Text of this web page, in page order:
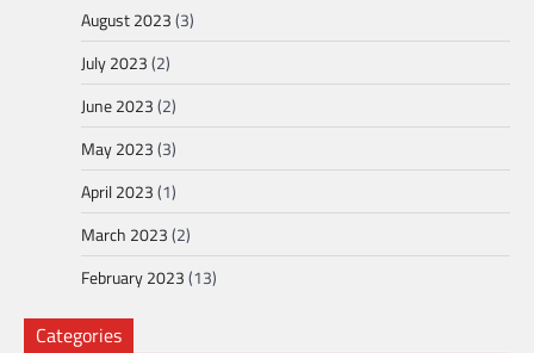
August 2023(3)
July 2023(2)
June 2023(2)
May 2023(3)
April 2023(1)
March 2023(2)
February 2023(13)
Categories